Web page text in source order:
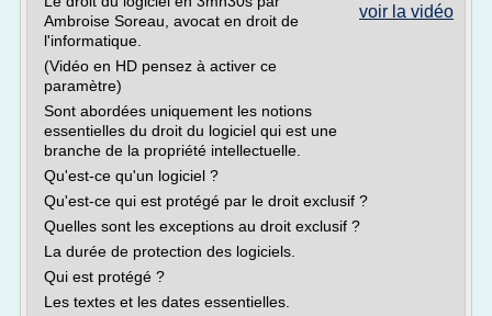
voir la vidéo
Ambroise Soreau, avocat en droit de
l'informatique.
(Vidéo en HD pensez à activer ce
paramètre)
Sont abordées uniquement les notions
essentielles du droit du logiciel qui est une
branche de la propriété intellectuelle.
Qu'est-ce qu'un logiciel ?
Qu'est-ce qui est protégé par le droit exclusif ?
Quelles sont les exceptions au droit exclusif ?
La durée de protection des logiciels.
Qui est protégé ?
Les textes et les dates essentielles.